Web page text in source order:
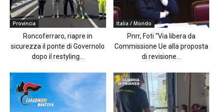
Provincia
Roncoferraro, riapre in
sicurezza il ponte di Governolo
dopo il restyling...
Italia / Mondo
Pnrr, Foti “Via libera da
Commissione Ue alla proposta
di revisione...